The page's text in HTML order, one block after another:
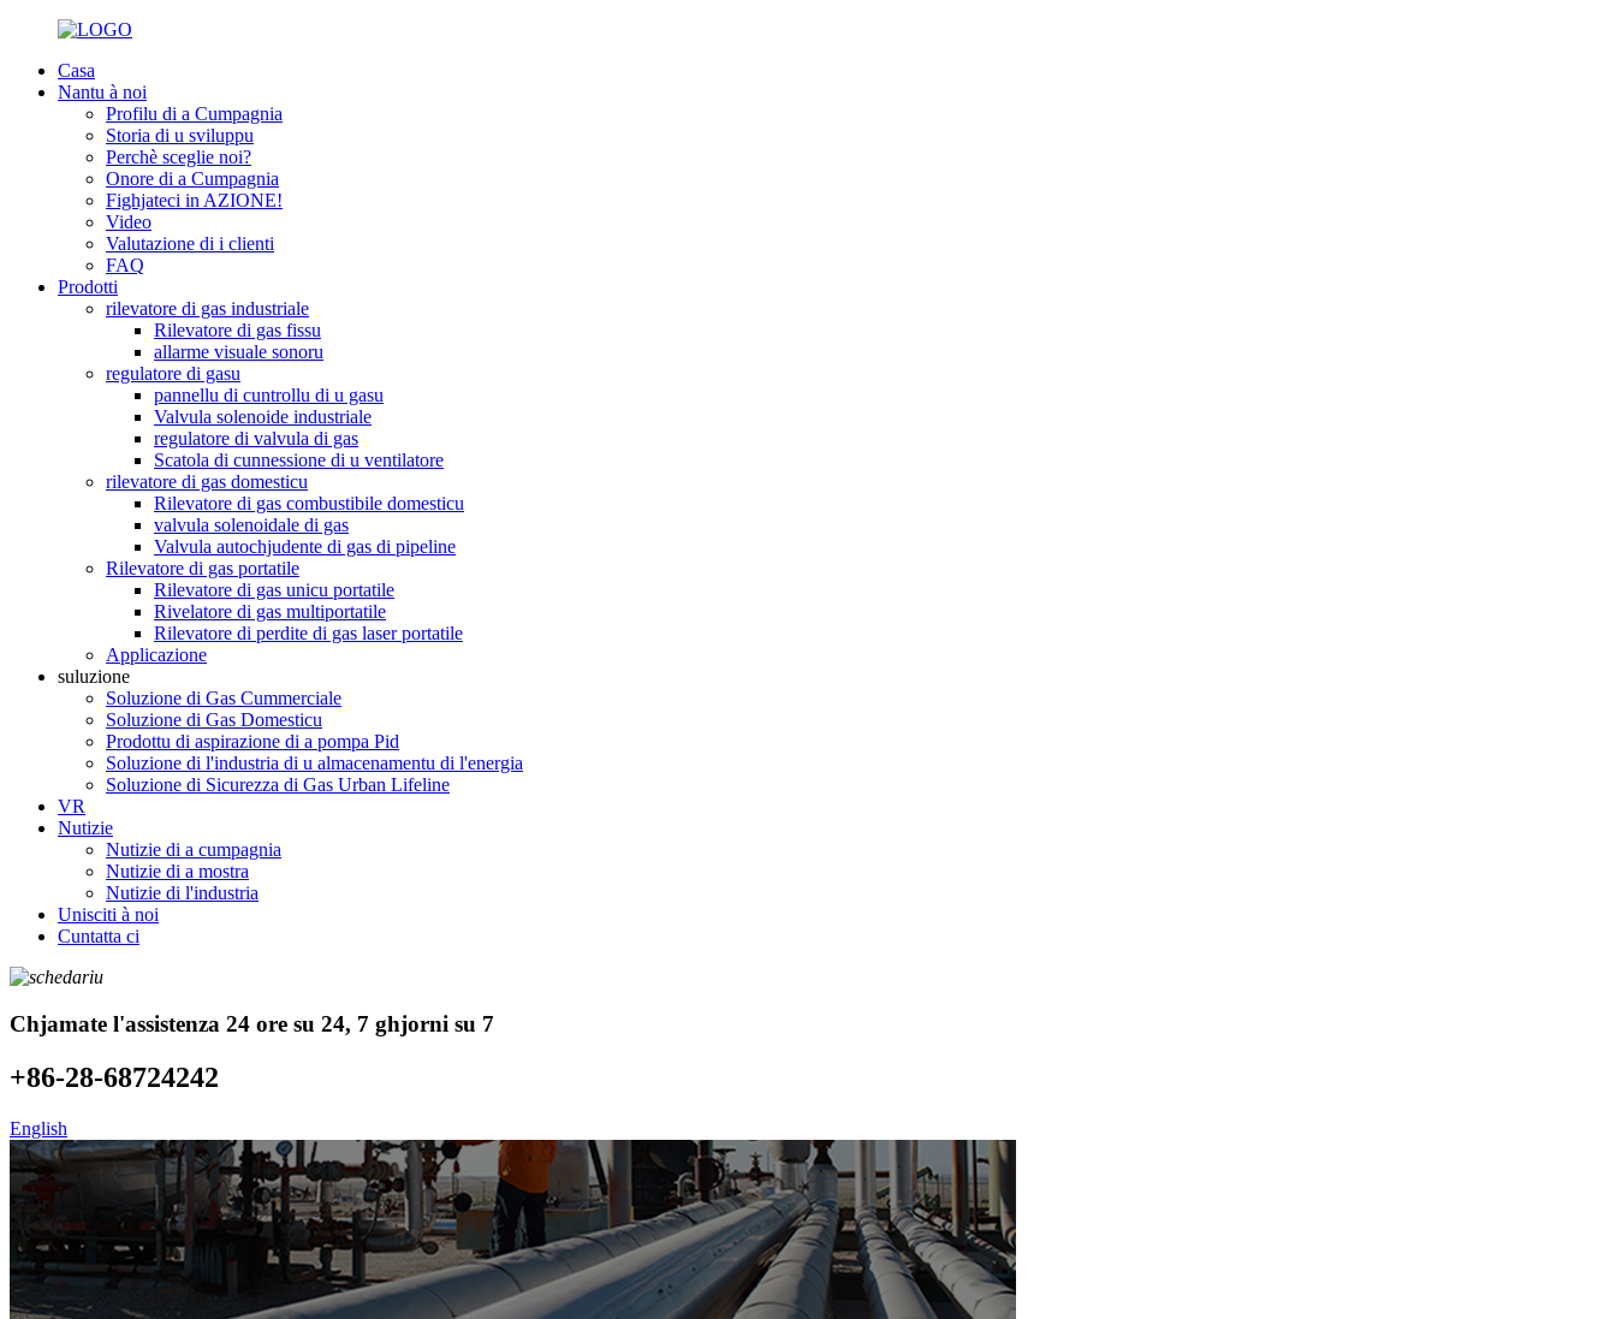
Casa
Nantu à noi
Profilu di a Cumpagnia
Storia di u sviluppu
Perchè sceglie noi?
Onore di a Cumpagnia
Fighjateci in AZIONE!
Video
Valutazione di i clienti
FAQ
Prodotti
rilevatore di gas industriale
Rilevatore di gas fissu
allarme visuale sonoru
regulatore di gasu
pannellu di cuntrollu di u gasu
Valvula solenoide industriale
regulatore di valvula di gas
Scatola di cunnessione di u ventilatore
rilevatore di gas domesticu
Rilevatore di gas combustibile domesticu
valvula solenoidale di gas
Valvula autochjudente di gas di pipeline
Rilevatore di gas portatile
Rilevatore di gas unicu portatile
Rivelatore di gas multiportatile
Rilevatore di perdite di gas laser portatile
Applicazione
suluzione
Soluzione di Gas Cummerciale
Soluzione di Gas Domesticu
Prodottu di aspirazione di a pompa Pid
Soluzione di l'industria di u almacenamentu di l'energia
Soluzione di Sicurezza di Gas Urban Lifeline
VR
Nutizie
Nutizie di a cumpagnia
Nutizie di a mostra
Nutizie di l'industria
Unisciti à noi
Cuntatta ci
Chjamate l'assistenza 24 ore su 24, 7 ghjorni su 7
+86-28-68724242
English